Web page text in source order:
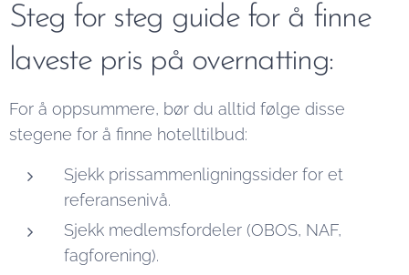
Steg for steg guide for å finne
laveste pris på overnatting:
For å oppsummere, bør du alltid følge disse
stegene for å finne hotelltilbud:
Sjekk prissammenligningssider for et
referansenivå.
Sjekk medlemsfordeler (OBOS, NAF,
fagforening).